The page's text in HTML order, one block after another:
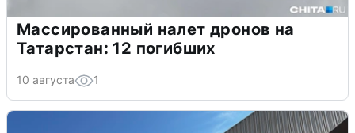
Массированный налет дронов на
Татарстан: 12 погибших
10 августа 1